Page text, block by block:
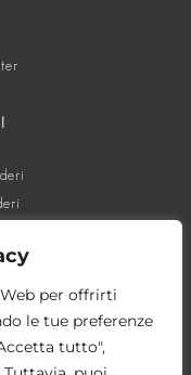
per offrirti
le tue preferenze
tutto",